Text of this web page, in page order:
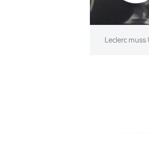
Leclerc muss